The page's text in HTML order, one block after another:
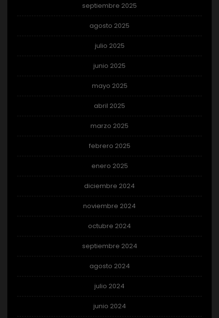
septiembre 2025
agosto 2025
julio 2025
junio 2025
mayo 2025
abril 2025
marzo 2025
febrero 2025
enero 2025
diciembre 2024
noviembre 2024
octubre 2024
septiembre 2024
agosto 2024
julio 2024
junio 2024